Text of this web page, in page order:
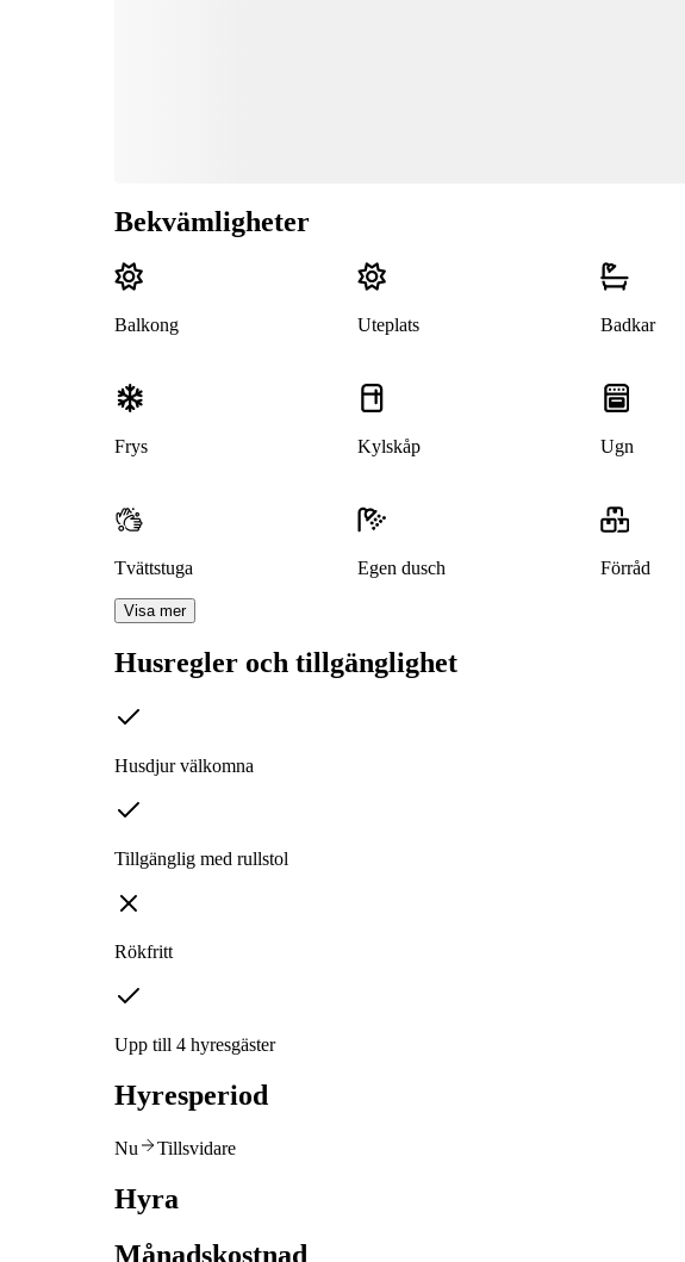
Bekvämligheter
Balkong Uteplats Badkar
Frys Kylskåp Ugn
Tvättstuga Egen dusch Förråd
Visa mer
Husregler och tillgänglighet
Husdjur välkomna
Tillgänglig med rullstol
Rökfritt
Upp till 4 hyresgäster
Hyresperiod
Nu Tillsvidare
Hyra
Månadskostnad